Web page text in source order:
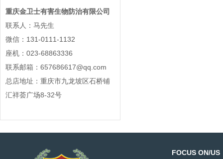
重庆金卫士有害生物防治有限公司
联系人：马先生
微信：131-0111-1132
座机：023-68863336
联系邮箱：657686617@qq.com
总店地址：重庆市九龙坡区石桥铺
汇祥荟广场8-32号
FOCUS ON/US